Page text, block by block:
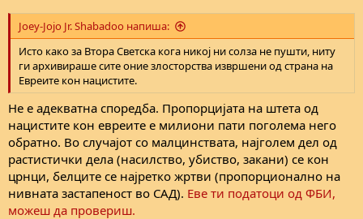
Joey-Jojo Jr. Shabadoo напиша:
Исто како за Втора Светска кога никој ни солза не пушти, ниту
ги архивираше сите оние злосторства извршени од страна на
Евреите кон нацистите.
Не е адекватна споредба. Пропорцијата на штета од
нацистите кон евреите е милиони пати поголема него
обратно. Во случајот со малцинствата, најголем дел од
растистички дела (насилство, убиство, закани) се кон
црнци, белците се најретко жртви (пропорционално на
нивната застапеност во САД). Еве ти податоци од ФБИ,
можеш да провериш.